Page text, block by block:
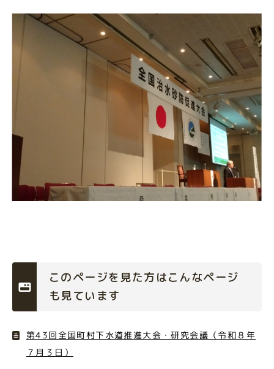
このページを見た方はこんなページ
も見ています
第43回全国町村下水道推進大会・研究会議（令和８年
７月３日）